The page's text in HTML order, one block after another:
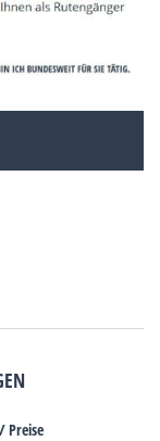
Preise